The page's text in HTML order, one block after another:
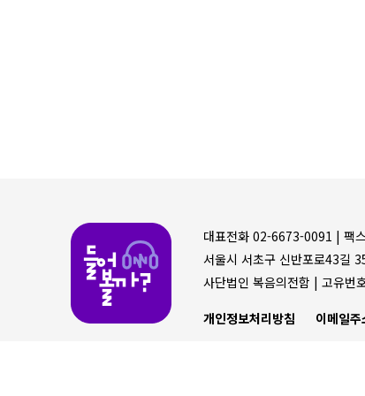
대표전화 02-6673-0091 | 팩
서울시 서초구 신반포로43길
사단법인 복음의전함 | 고유번
개인정보처리방침 이메일